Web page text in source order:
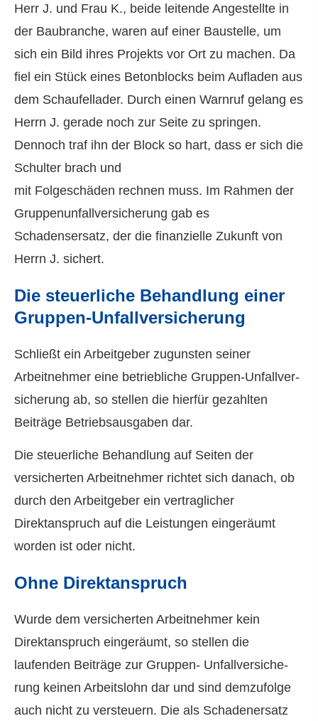
Herr J. und Frau K., beide leitende Angestellte in
der Baubranche, waren auf einer Baustelle, um
sich ein Bild ihres Projekts vor Ort zu machen. Da
fiel ein Stück eines Betonblocks beim Aufladen aus
dem Schaufellader. Durch einen Warnruf gelang es
Herrn J. gerade noch zur Seite zu springen.
Dennoch traf ihn der Block so hart, dass er sich die
Schulter brach und
mit Folgeschäden rechnen muss. Im Rahmen der
Gruppenunfallversicherung gab es
Schadensersatz, der die finanzielle Zukunft von
Herrn J. sichert.
Die steuerliche Behandlung einer
Gruppen-Unfall­ver­si­che­rung
Schließt ein Arbeitgeber zugunsten seiner
Arbeitnehmer eine betriebliche Gruppen-Unfall­ver­
si­che­rung ab, so stellen die hierfür gezahlten
Beiträge Betriebsausgaben dar.
Die steuerliche Behandlung auf Seiten der
versicherten Arbeitnehmer richtet sich danach, ob
durch den Arbeitgeber ein vertraglicher
Direktanspruch auf die Leistungen eingeräumt
worden ist oder nicht.
Ohne Direktanspruch
Wurde dem versicherten Arbeitnehmer kein
Direktanspruch eingeräumt, so stellen die
laufenden Beiträge zur Gruppen- Unfall­ver­si­che­
rung keinen Arbeitslohn dar und sind demzufolge
auch nicht zu versteuern. Die als Schadenersatz